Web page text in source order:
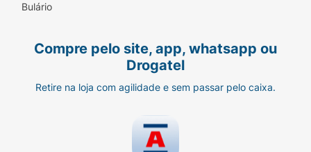
Bulário
Compre pelo site, app, whatsapp ou
Drogatel
Retire na loja com agilidade e sem passar pelo caixa.